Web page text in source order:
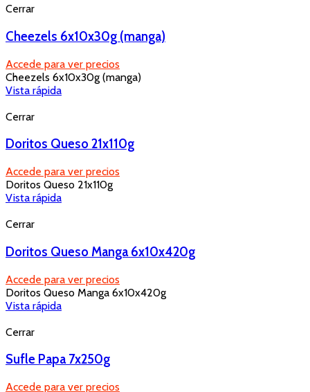
Cerrar
Cheezels 6x10x30g (manga)
Accede para ver precios
Cheezels 6x10x30g (manga)
Vista rápida
Cerrar
Doritos Queso 21x110g
Accede para ver precios
Doritos Queso 21x110g
Vista rápida
Cerrar
Doritos Queso Manga 6x10x420g
Accede para ver precios
Doritos Queso Manga 6x10x420g
Vista rápida
Cerrar
Sufle Papa 7x250g
Accede para ver precios